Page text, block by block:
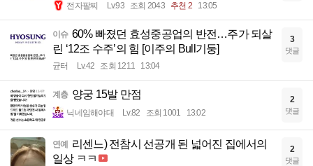
전자팔찌 Lv.93 조회 2043 추천 2 13:05
이슈 60% 빠졌던 효성중공업의 반전…주가 되살
린 ‘12조 수주’의 힘 [이주의 Bull기둥]
균터 Lv.42 조회 1211 13:04
3
댓글
계층 양궁 15발 만점
닉네임해야대 Lv.82 조회 1001 13:02
2
댓글
연예
리센느) 전참시 선공개 된 넓어진 집에서의
일상 ㅋㅋ
2
댓글